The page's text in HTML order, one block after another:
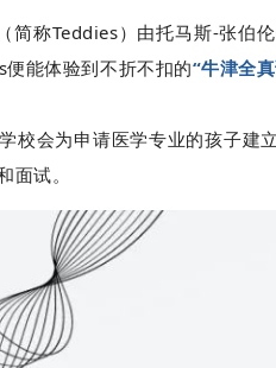
称Teddies） 由托马斯-张伯
能体验到不折不扣的“牛津全
校会为申请医学专业的孩子建
面试。